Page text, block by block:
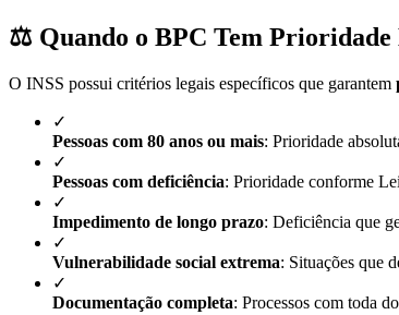
⚖️ Quando o BPC Tem Prioridade
O INSS possui critérios legais específicos que garantem
✓
Pessoas com 80 anos ou mais: Prioridade
✓
Pessoas com deficiência: Prioridade conforme
✓
Impedimento de longo prazo: Deficiência que
✓
Vulnerabilidade social extrema: Situações que
✓
Documentação completa: Processos com toda